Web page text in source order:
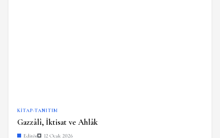
KITAP-TANITIM
Gazzâlî, İktisat ve Ahlâk
Editör 12 Ocak 2026